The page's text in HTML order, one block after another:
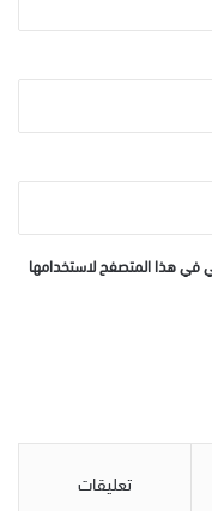
في هذا المتصفح لاستخدامها
تعليقات